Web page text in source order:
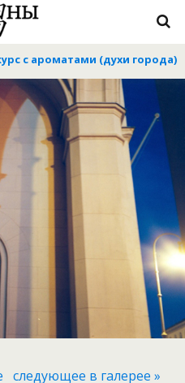
с ароматами (духи города)
следующее в галерее »